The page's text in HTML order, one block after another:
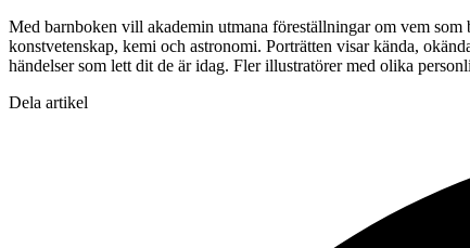
Med barnboken vill akademin utmana föreställningar om vem
konstvetenskap, kemi och astronomi. Porträtten visar kända,
händelser som lett dit de är idag. Fler illustratörer med olika
Dela artikel